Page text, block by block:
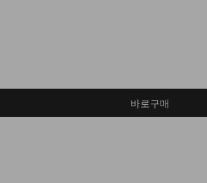
바로구매